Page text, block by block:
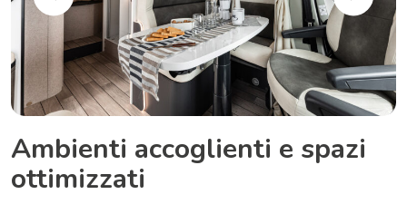
Ambienti accoglienti e spazi
ottimizzati